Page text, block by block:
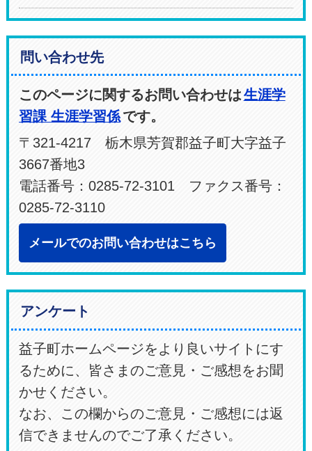
問い合わせ先
このページに関するお問い合わせは生涯学
習課 生涯学習係です。
〒321-4217 栃木県芳賀郡益子町大字益子
3667番地3
電話番号：0285-72-3101 ファクス番号：
0285-72-3110
メールでのお問い合わせはこちら
アンケート
益子町ホームページをより良いサイトにす
るために、皆さまのご意見・ご感想をお聞
かせください。
なお、この欄からのご意見・ご感想には返
信できませんのでご了承ください。